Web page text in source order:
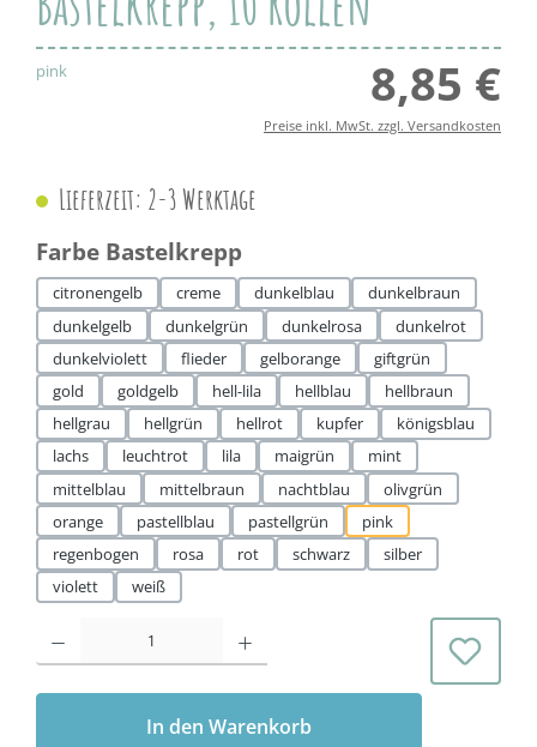
pink 8,85 €
Preise inkl. MwSt. zzgl. Versandkosten
Lieferzeit: 2-3 Werktage
Farbe Bastelkrepp
citronengelb creme dunkelblau
dunkelbraun
dunkelgelb
dunkelgrün dunkelrosa
dunkelrot
dunkelviolett
flieder gelborange
giftgrün
gold
goldgelb hell-lila hellblau
hellbraun
hellgrau
hellgrün hellrot kupfer
königsblau
lachs
leuchtrot lila maigrün
mint
mittelblau
mittelbraun nachtblau
olivgrün
orange
pastellblau pastellgrün
pink
regenbogen
rosa rot schwarz
silber
violett
weiß
Produkt Anzahl: Gib den gewünschten Wert ein oder benutze die
In den Warenkorb